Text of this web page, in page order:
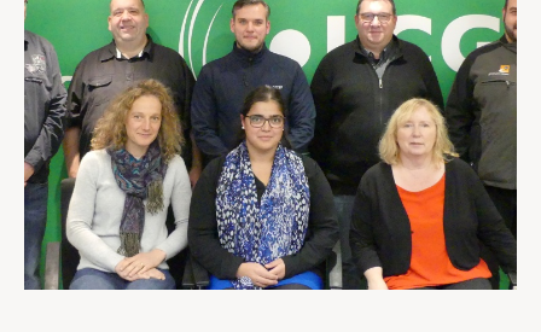
Développement professionnel
Devenir Membre
Actualités